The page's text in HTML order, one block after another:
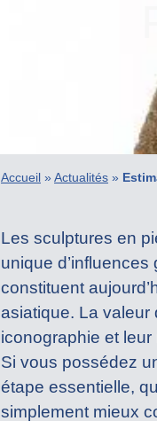
Accueil »Actualités »
Les sculptures en
unique
constituent
asiatique. La
iconographie et leur
Si vous possédez
étape essentielle,
simplement mieux